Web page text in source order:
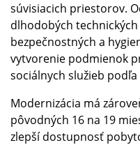
súvisiacich priestorov.
dlhodobých
bezpečnostných a
vytvorenie podmienok
sociálnych služieb
Modernizácia má
pôvodných 16 na 19
zlepší dostupnosť